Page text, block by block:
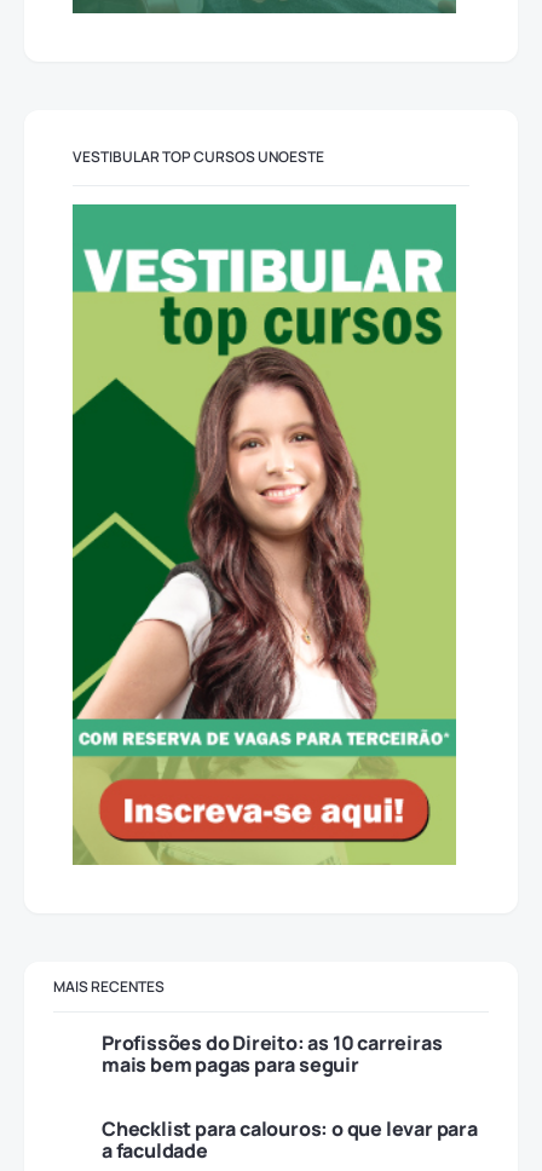
VESTIBULAR TOP CURSOS UNOESTE
MAIS RECENTES
Profissões do Direito: as 10 carreiras
mais bem pagas para seguir
Checklist para calouros: o que levar para
a faculdade